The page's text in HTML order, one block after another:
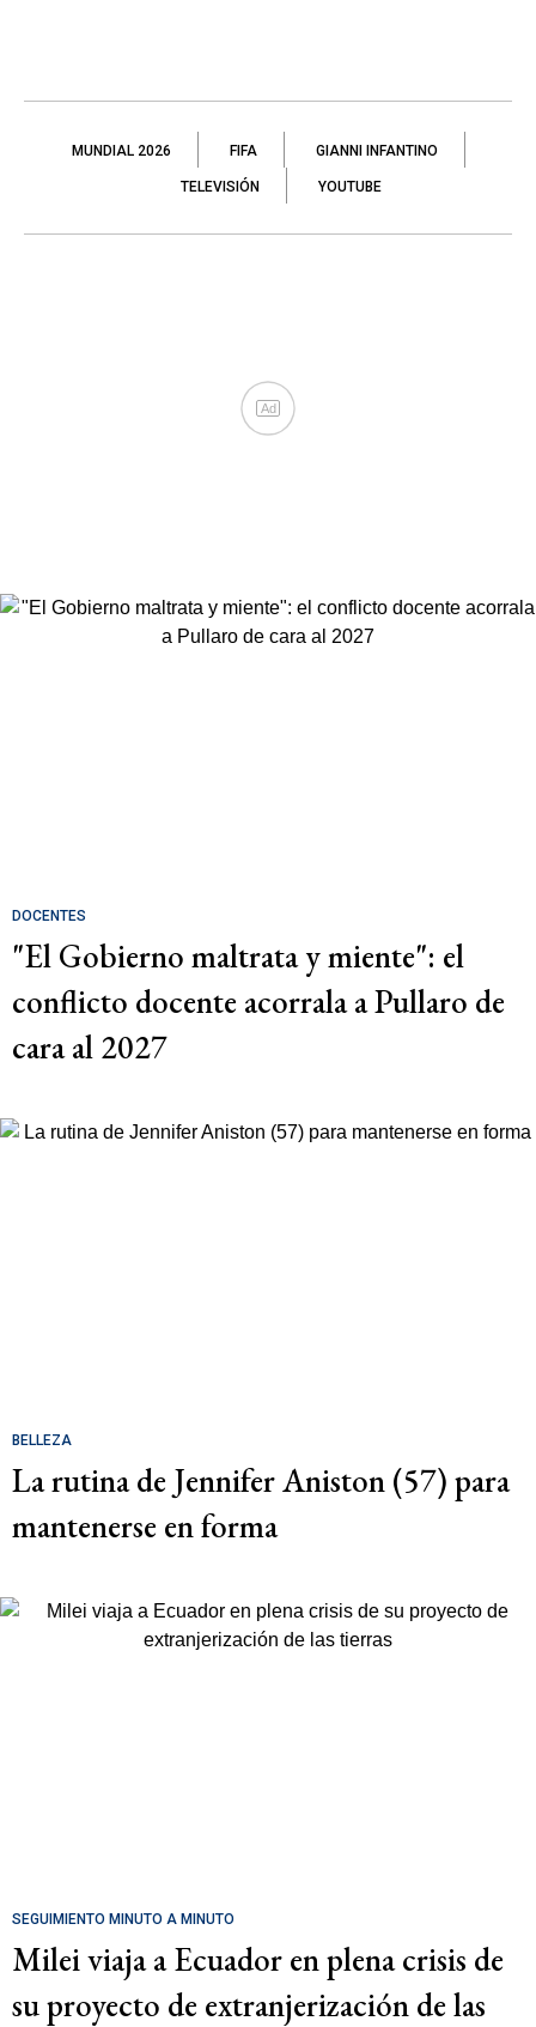
MUNDIAL 2026 FIFA GIANNI INFANTINO
TELEVISIÓN YOUTUBE
Ad
DOCENTES
"El Gobierno maltrata y miente": el
conflicto docente acorrala a Pullaro de
cara al 2027
BELLEZA
La rutina de Jennifer Aniston (57) para
mantenerse en forma
SEGUIMIENTO MINUTO A MINUTO
Milei viaja a Ecuador en plena crisis de
su proyecto de extranjerización de las